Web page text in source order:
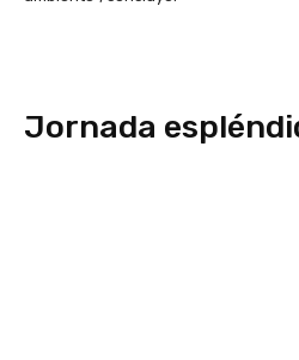
Jornada